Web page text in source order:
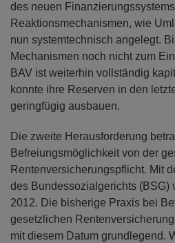
des neuen
Reaktionsmechanismen, wie
nun systemtechnisch angelegt.
Mechanismen noch nicht zum
BAV ist weiterhin vollständig
konnte ihre Reserven in den
geringfügig ausbauen.
Die zweite Herausforderung
Befreiungsmöglichkeit von der
Rentenversicherungspflicht. Mit
des Bundessozialgerichts (BSG)
2012. Die bisherige Praxis bei
gesetzlichen
mit diesem Datum grundlegend.